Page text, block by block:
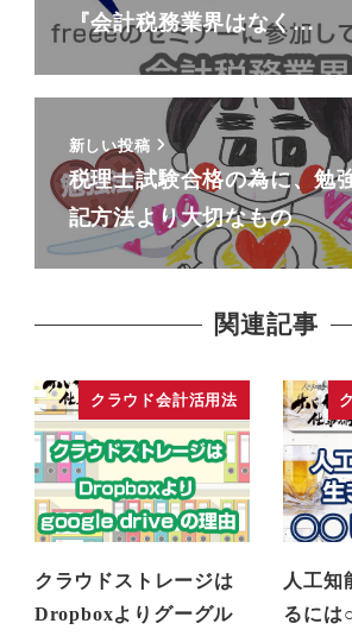
『会計税務業界はなく…
新しい投稿
税理士試験合格の為に、勉
記方法より大切なもの
関連記事
クラウド会計活用法
クラウドストレージは
Dropboxよりグーグル
人工知
るには